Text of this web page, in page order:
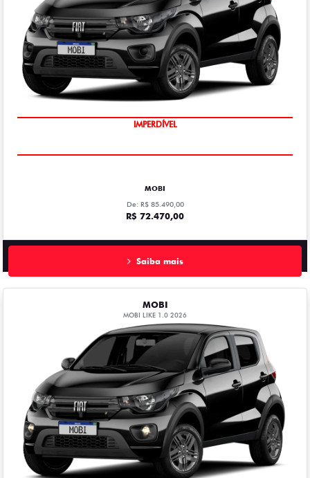
IMPERDÍVEL
MOBI
De: R$ 85.490,00
R$ 72.470,00
Saiba mais
MOBI
MOBI LIKE 1.0 2026